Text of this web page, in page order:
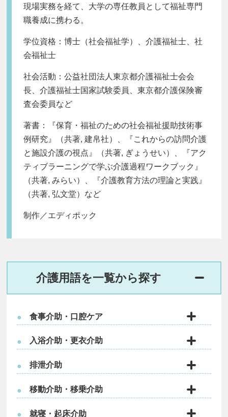
現場実務を経て、大学の専任教員として福祉専門
職養成に携わる。
学位資格：博士（社会福祉学）、介護福祉士、社
会福祉士
社会活動：公益社団法人東京都介護福祉士会会
長、介護福祉士国家試験委員、東京都介護保険審
査会委員など
著書：『保育・福祉のための社会福祉援助技術事
例研究』（共著, 建帛社）、『これからの訪問介護
と施設介護の視点』（共著, ぎょうせい）、『アク
ティブラーニングで学ぶ介護過程ワークブック』
（共著, みらい）、『介護教育方法の理論と実践』
（共著, 弘文堂）など
制作／エディポック
介護用語を一覧から探す
● 食事介助・口腔ケア
● 入浴介助・更衣介助
● 排泄介助
● 移動介助・移乗介助
● 就寝・起床介助